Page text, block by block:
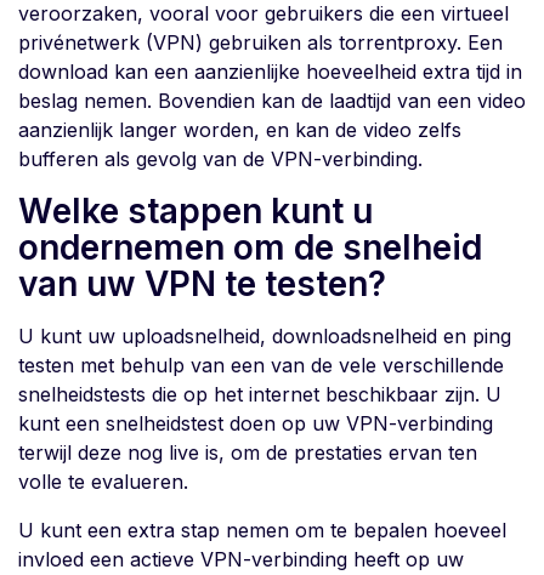
veroorzaken, vooral voor gebruikers die een virtueel
privénetwerk (VPN) gebruiken als torrentproxy. Een
download kan een aanzienlijke hoeveelheid extra tijd in
beslag nemen. Bovendien kan de laadtijd van een video
aanzienlijk langer worden, en kan de video zelfs
bufferen als gevolg van de VPN-verbinding.
Welke stappen kunt u
ondernemen om de snelheid
van uw VPN te testen?
U kunt uw uploadsnelheid, downloadsnelheid en ping
testen met behulp van een van de vele verschillende
snelheidstests die op het internet beschikbaar zijn. U
kunt een snelheidstest doen op uw VPN-verbinding
terwijl deze nog live is, om de prestaties ervan ten
volle te evalueren.
U kunt een extra stap nemen om te bepalen hoeveel
invloed een actieve VPN-verbinding heeft op uw